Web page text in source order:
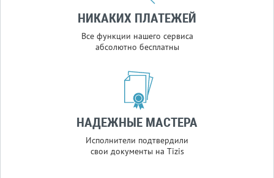
НИКАКИХ ПЛАТЕЖЕЙ
Все функции нашего сервиса
абсолютно бесплатны
НАДЕЖНЫЕ МАСТЕРА
Исполнители подтвердили
свои документы на Tizis